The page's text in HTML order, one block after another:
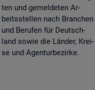
ten und ge­mel­de­ten Ar­
beits­stel­len nach Bran­chen
und Be­ru­fen für Deutsch­
land sowie die Län­der, Krei­
se und Agen­tur­be­zir­ke.